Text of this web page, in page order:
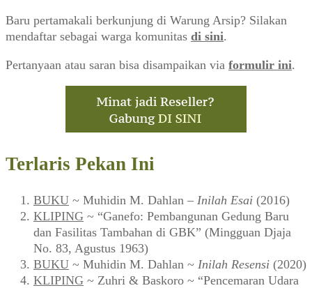
Baru pertamakali berkunjung di Warung Arsip? Silakan
mendaftar sebagai warga komunitas di sini.
Pertanyaan atau saran bisa disampaikan via formulir ini.
Terlaris Pekan Ini
BUKU ~ Muhidin M. Dahlan – Inilah Esai (2016)
KLIPING ~ “Ganefo: Pembangunan Gedung Baru
dan Fasilitas Tambahan di GBK” (Mingguan Djaja
No. 83, Agustus 1963)
BUKU ~ Muhidin M. Dahlan ~ Inilah Resensi (2020)
KLIPING ~ Zuhri & Baskoro ~ “Pencemaran Udara